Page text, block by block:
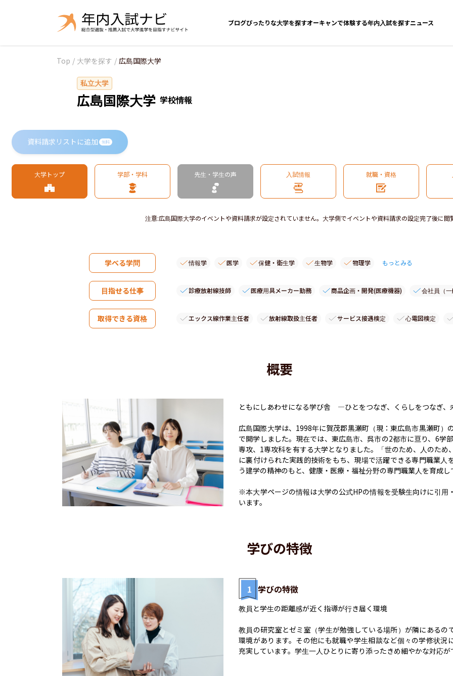
ブログぴったりな大学を探すオーキャンで体験する年内入試を探すニュース
Top / 大学を探す / 広島国際大学
私立大学
広島国際大学 学校情報
資料請求リストに追加 無料
大学トップ 学部・学科 先生・学生の声 入試情報 就職・資格
注意:広島国際大学のイベントや資料請求が設定されていません。大学側でイベントや資料請求の設定完了後に
学べる学問 情報学 医学 保健・衛生学 生物学 物理学 もっとみる
目指せる仕事 診療放射線技師 医療用具メーカー勤務 商品企画・開発(医療機器) 会社員（
取得できる資格 エックス線作業主任者 放射線取扱主任者 サービス接遇検定 心電図検定
概要
ともにしあわせになる学び舎　―ひとをつなぎ、くらしをつなぎ
広島国際大学は、1998年に賀茂郡黒瀬町（現：東広島市黒瀬町）
で開学しました。現在では、東広島市、呉市の2都市に亘り、6学
専攻、1専攻科を有する大学となりました。「世のため、人のため
に裏付けられた実践的技術をもち、現場で活躍できる専門職業人
う建学の精神のもと、健康・医療・福祉分野の専門職業人を育成し
※本大学ページの情報は大学の公式HPの情報を受験生向けに引用
います。
学びの特徴
1 学びの特徴
教員と学生の距離感が近く指導が行き届く環境
教員の研究室とゼミ室（学生が勉強している場所）が隣にあるの
環境があります。その他にも就職や学生相談など個々の学修状況
充実しています。学生一人ひとりに寄り添ったきめ細やかな対応